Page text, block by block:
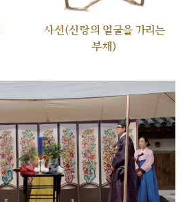
사선(신랑의 얼굴을 가리는
부채)